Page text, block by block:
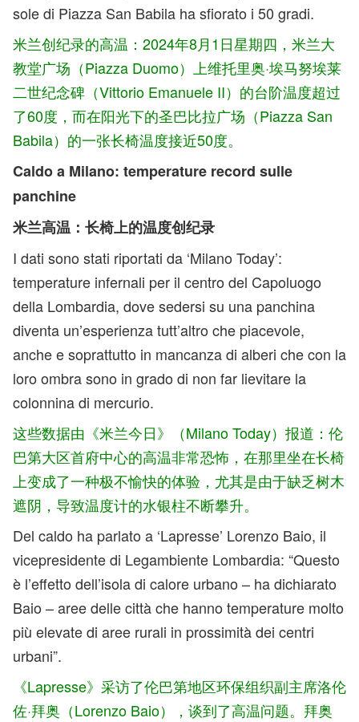
sole di Piazza San Babila ha sfiorato i 50 gradi.
米兰创纪录的高温：2024年8月1日星期四，米兰大
教堂广场（Piazza Duomo）上维托里奥·埃马努埃莱
二世纪念碑（Vittorio Emanuele II）的台阶温度超过
了60度，而在阳光下的圣巴比拉广场（Piazza San
Babila）的一张长椅温度接近50度。
Caldo a Milano: temperature record sulle
panchine
米兰高温：长椅上的温度创纪录
I dati sono stati riportati da ‘Milano Today’:
temperature infernali per il centro del Capoluogo
della Lombardia, dove sedersi su una panchina
diventa un’esperienza tutt’altro che piacevole,
anche e soprattutto in mancanza di alberi che con la
loro ombra sono in grado di non far lievitare la
colonnina di mercurio.
这些数据由《米兰今日》（Milano Today）报道：伦
巴第大区首府中心的高温非常恐怖，在那里坐在长椅
上变成了一种极不愉快的体验，尤其是由于缺乏树木
遮阴，导致温度计的水银柱不断攀升。
Del caldo ha parlato a ‘Lapresse’ Lorenzo Baio, il
vicepresidente di Legambiente Lombardia: “Questo
è l’effetto dell’isola di calore urbano – ha dichiarato
Baio – aree delle città che hanno temperature molto
più elevate di aree rurali in prossimità dei centri
urbani”.
《Lapresse》采访了伦巴第地区环保组织副主席洛伦
佐·拜奥（Lorenzo Baio），谈到了高温问题。拜奥